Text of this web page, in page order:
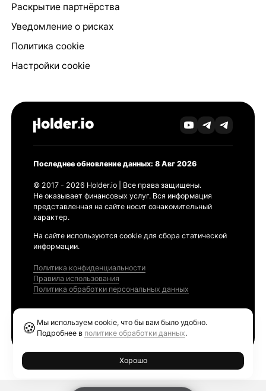
Раскрытие партнёрства
Уведомление о рисках
Политика cookie
Настройки cookie
Последнее обновление данных: 8 Авг 2026
© 2017 - 2026 Holder.io | Все права защищены.
Не оказывает финансовых услуг. Вся информация
представленная на сайте носит ознакомительный
характер.
На сайте используются cookie для сбора статической
информации.
Политика конфиденциальности
Правила использования
Политика обработки персональных данных
🍪 Мы используем cookie, что бы вам было удобно.
Подробнее в политике обработки данных.
Хорошо
Ethereum GAS Tracker